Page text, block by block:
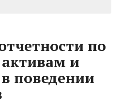
по
и
поведении